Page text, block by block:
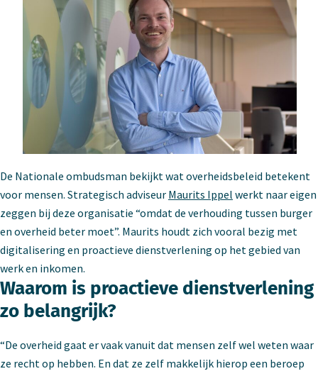
De Nationale ombudsman bekijkt wat overheidsbeleid betekent
voor mensen. Strategisch adviseur Maurits Ippel werkt naar eigen
zeggen bij deze organisatie “omdat de verhouding tussen burger
en overheid beter moet”. Maurits houdt zich vooral bezig met
digitalisering en proactieve dienstverlening op het gebied van
werk en inkomen.
Waarom is proactieve dienstverlening
zo belangrijk?
“De overheid gaat er vaak vanuit dat mensen zelf wel weten waar
ze recht op hebben. En dat ze zelf makkelijk hierop een beroep